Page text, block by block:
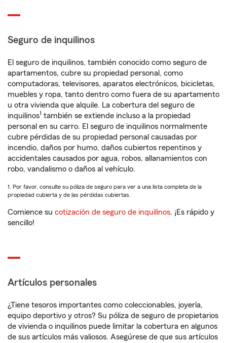
Seguro de inquilinos
El seguro de inquilinos, también conocido como seguro de
apartamentos, cubre su propiedad personal, como
computadoras, televisores, aparatos electrónicos, bicicletas,
muebles y ropa, tanto dentro como fuera de su apartamento
u otra vivienda que alquile. La cobertura del seguro de
inquilinos1 también se extiende incluso a la propiedad
personal en su carro. El seguro de inquilinos normalmente
cubre pérdidas de su propiedad personal causadas por
incendio, daños por humo, daños cubiertos repentinos y
accidentales causados por agua, robos, allanamientos con
robo, vandalismo o daños al vehículo.
1. Por favor, consulte su póliza de seguro para ver a una lista completa de la
propiedad cubierta y de las pérdidas cubiertas.
Comience su cotización de seguro de inquilinos. ¡Es rápido y
sencillo!
Artículos personales
¿Tiene tesoros importantes como coleccionables, joyería,
equipo deportivo y otros? Su póliza de seguro de propietarios
de vivienda o inquilinos puede limitar la cobertura en algunos
de sus artículos más valiosos. Asegúrese de que sus artículos